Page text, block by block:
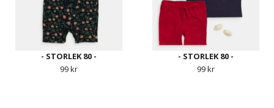
- STORLEK 80 -
99 kr
- STORLEK 80 -
99 kr